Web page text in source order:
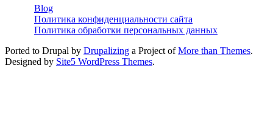
Blog
Политика конфиденциальности сайта
Политика обработки персональных данных
Ported to Drupal by Drupalizing a Project ofMore than Themes.
Designed by Site5 WordPress Themes.